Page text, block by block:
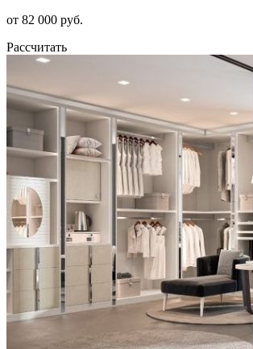
от 82 000 руб.
Рассчитать